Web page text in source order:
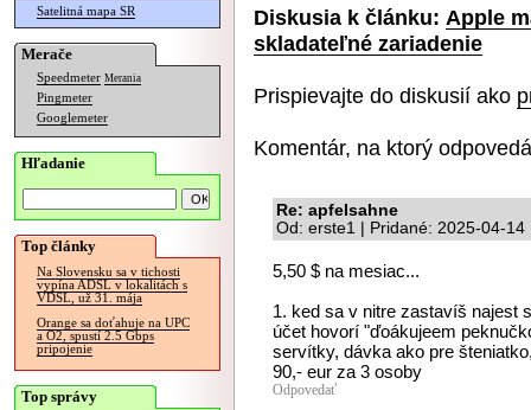
Satelitná mapa SR
Merače
Speedmeter Merania
Pingmeter
Googlemeter
Hľadanie
Top články
Na Slovensku sa v tichosti
vypína ADSL v lokalitách s
VDSL, už 31. mája
Orange sa doťahuje na UPC
a O2, spustí 2.5 Gbps
pripojenie
Top správy
Diskusia k článku: Apple
skladateľné zariadenie
Prispievajte do diskusií ako
Komentár, na ktorý
Re: apfelsahne
Od: erste1 | Pridané: 2025-04-14
5,50 $ na mesiac...
1. ked sa v nitre zastavíš najest
účet hovorí "ďoákujeem
servítky, dávka ako pre
90,- eur za 3 osoby
Odpovedať